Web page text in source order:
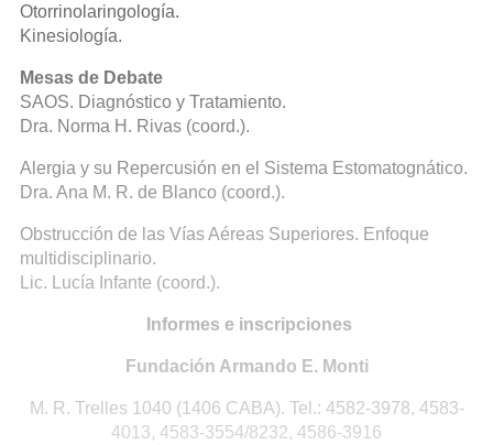
Otorrinolaringología.
Kinesiología.
Mesas de Debate
SAOS. Diagnóstico y Tratamiento.
Dra. Norma H. Rivas (coord.).
Alergia y su Repercusión en el Sistema Estomatognático.
Dra. Ana M. R. de Blanco (coord.).
Obstrucción de las Vías Aéreas Superiores. Enfoque
multidisciplinario.
Lic. Lucía Infante (coord.).
Informes e inscripciones
Fundación Armando E. Monti
M. R. Trelles 1040 (1406 CABA). Tel.: 4582-3978, 4583-
4013, 4583-3554/8232, 4586-3916